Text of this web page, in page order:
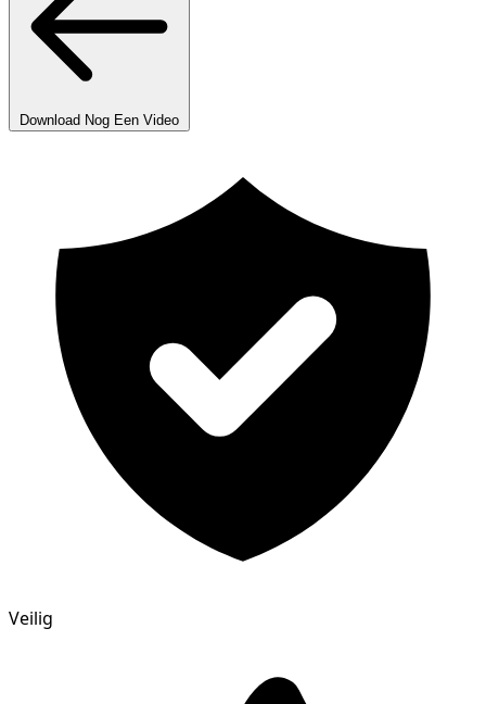
Download Nog Een Video
Veilig